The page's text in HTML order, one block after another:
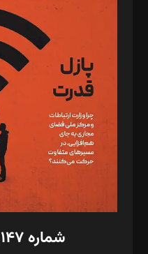
د‌بیر پیوست جهان: مینا پاکدل
د‌بیر تحریریه آنلاین: بابک نقاش
تحریریه‌: مجتبی محمود‌ی، آرش
مصطفی مسجدی آرانی، ابوالفضل
رستمی،مصطفی باستان
ویرایش: نگار استاد‌‌آقا
طراح یونیفرم: مجید توکلی
فیلمبرداری و عکاسی: امیر
گرافیک و صفحه‌آرایی:
مد‌یر توسعه تجاری: کامبیز برید‌
امور مالی: شاپور رهبری، محمد‌
شماره ۱۴۷ - مرداد ۱۴۰۵